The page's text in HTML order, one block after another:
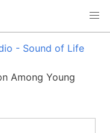
- Sound of Life
Among Young